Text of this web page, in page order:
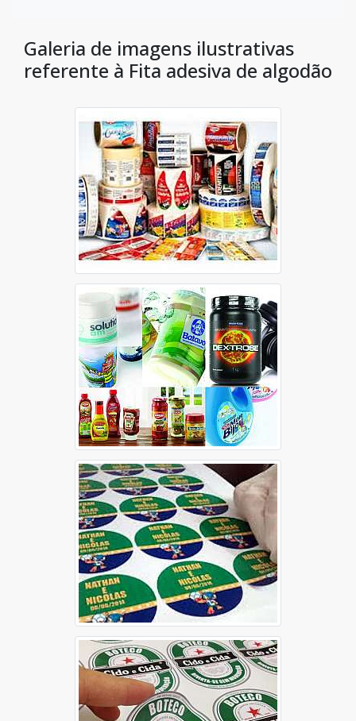
Galeria de imagens ilustrativas
referente à Fita adesiva de algodão